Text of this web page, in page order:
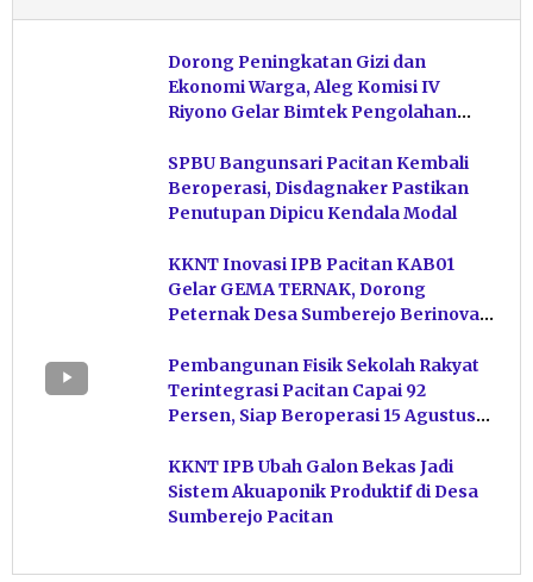
Dorong Peningkatan Gizi dan
Ekonomi Warga, Aleg Komisi IV
Riyono Gelar Bimtek Pengolahan
SPBU Bangunsari Pacitan Kembali
Beroperasi, Disdagnaker Pastikan
Penutupan Dipicu Kendala Modal
KKNT Inovasi IPB Pacitan KAB01
Gelar GEMA TERNAK, Dorong
Peternak Desa Sumberejo Berinovasi
Pembangunan Fisik Sekolah Rakyat
Terintegrasi Pacitan Capai 92
Persen, Siap Beroperasi 15 Agustus
KKNT IPB Ubah Galon Bekas Jadi
Sistem Akuaponik Produktif di Desa
Sumberejo Pacitan